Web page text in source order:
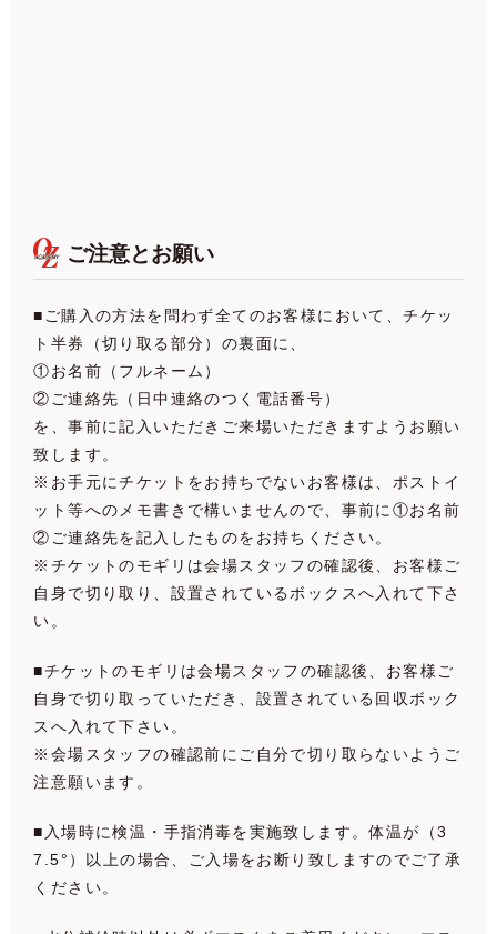
ご注意とお願い
■ご購入の方法を問わず全てのお客様において、チケッ
ト半券（切り取る部分）の裏面に、
①お名前（フルネーム）
②ご連絡先（日中連絡のつく電話番号）
を、事前に記入いただきご来場いただきますようお願い
致します。
※お手元にチケットをお持ちでないお客様は、ポストイ
ット等へのメモ書きで構いませんので、事前に①お名前
②ご連絡先を記入したものをお持ちください。
※チケットのモギリは会場スタッフの確認後、お客様ご
自身で切り取り、設置されているボックスへ入れて下さ
い。
■チケットのモギリは会場スタッフの確認後、お客様ご
自身で切り取っていただき、設置されている回収ボック
スへ入れて下さい。
※会場スタッフの確認前にご自分で切り取らないようご
注意願います。
■入場時に検温・手指消毒を実施致します。体温が（3
7.5°）以上の場合、ご入場をお断り致しますのでご了承
ください。